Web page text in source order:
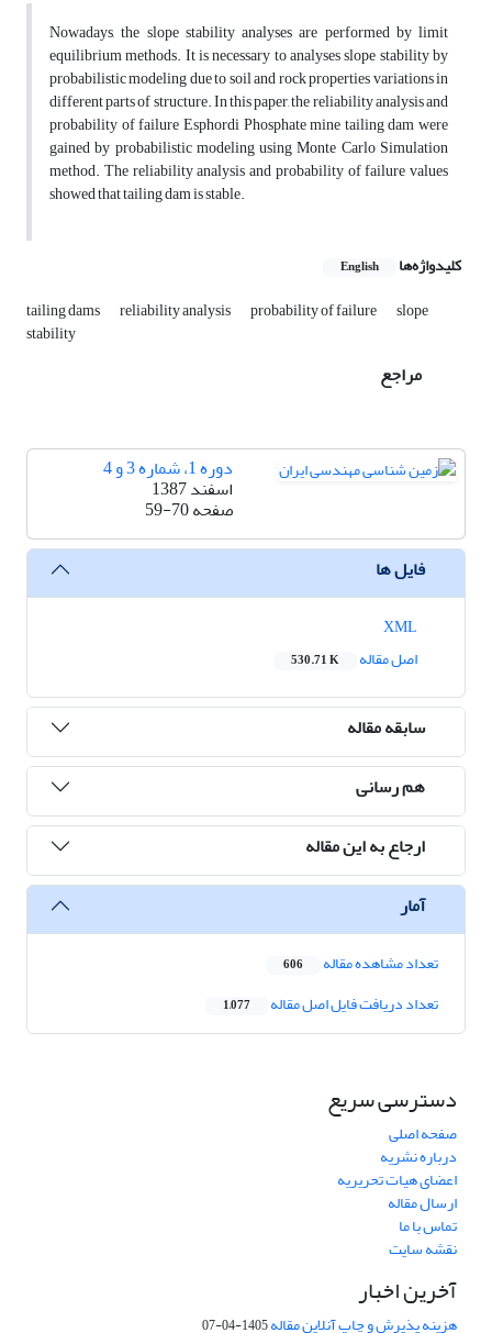
Nowadays, the slope stability analyses are performed by limit
equilibrium methods. It is necessary to analyses slope stability by
probabilistic modeling due to soil and rock properties variations in
different parts of structure. In this paper, the reliability analysis and
probability of failure Esphordi Phosphate mine tailing dam were
gained by probabilistic modeling using Monte Carlo Simulation
method. The reliability analysis and probability of failure values
showed that tailing dam is stable.
کلیدواژه‌ها English
tailing dams reliability analysis probability of failure slope
stability
مراجع
دوره 1، شماره 3 و 4
اسفند 1387
صفحه59-70
فایل ها
اصل مقاله
530.71 K
سابقه مقاله
هم رسانی
ارجاع به این مقاله
آمار
تعداد مشاهده مقاله 606
تعداد دریافت فایل اصل مقاله 1,077
دسترسی سریع
صفحه اصلی
درباره نشریه
اعضای هیات تحریریه
ارسال مقاله
تماس با ما
نقشه سایت
آخرین اخبار
هزینه پذیرش و چاپ آنلاین مقاله1405-04-07